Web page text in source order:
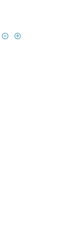

